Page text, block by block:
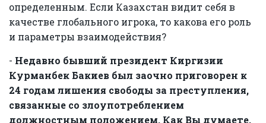
определенным. Если Казахстан видит себя в
качестве глобального игрока, то какова его роль
и параметры взаимодействия?
- Недавно бывший президент Киргизии
Курманбек Бакиев был заочно приговорен к
24 годам лишения свободы за преступления,
связанные со злоупотреблением
должностным положением. Как Вы думаете,